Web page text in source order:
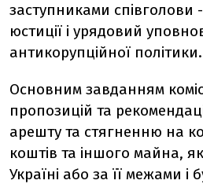
заступниками співголови
юстиції і урядовий
антикорупційної політики.
Основним завданням
пропозицій та
арешту та стягненню на
коштів та іншого майна,
Україні або за її межами і